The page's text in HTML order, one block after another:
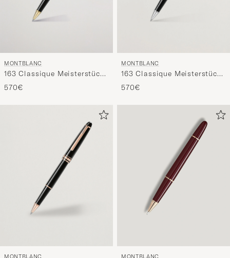
MONTBLANC
163 Classique Meisterstück
Rollerball Pen Black
570€
MONTBLANC
163 Classique Meisterstück
Rollerball Pen Platinum
Line
570€
MONTBLANC MONTBLANC